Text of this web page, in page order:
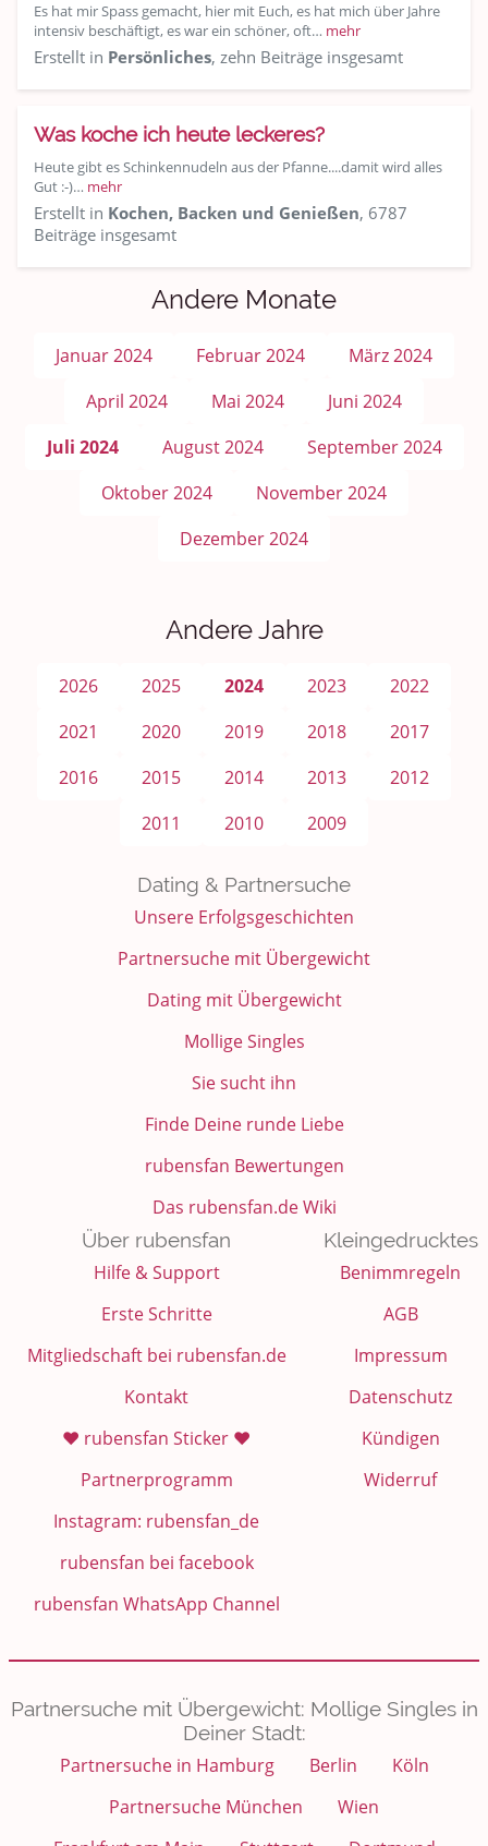
Es hat mir Spass gemacht, hier mit Euch, es hat mich über Jahre
intensiv beschäftigt, es war ein schöner, oft… mehr
Erstellt in Persönliches, zehn Beiträge insgesamt
Was koche ich heute leckeres?
Heute gibt es Schinkennudeln aus der Pfanne....damit wird alles
Gut :-)… mehr
Erstellt in Kochen, Backen und Genießen, 6787
Beiträge insgesamt
Andere Monate
Januar 2024 Februar 2024
März 2024
April 2024
Mai 2024
Juni 2024
Juli 2024
August 2024
September 2024
Oktober 2024
November 2024
Dezember 2024
Andere Jahre
2026 2025 2024 2023
2022
2021
2020 2019 2018
2017
2016
2015 2014 2013
2012
2011
2010 2009
Dating & Partnersuche
Unsere Erfolgsgeschichten
Partnersuche mit Übergewicht
Dating mit Übergewicht
Mollige Singles
Sie sucht ihn
Finde Deine runde Liebe
rubensfan Bewertungen
Das rubensfan.de Wiki
Über rubensfan
Hilfe & Support
Erste Schritte
Mitgliedschaft bei rubensfan.de
Kontakt
❤️ rubensfan Sticker ❤️
Partnerprogramm
Instagram: rubensfan_de
rubensfan bei facebook
rubensfan WhatsApp Channel
Kleingedrucktes
Benimmregeln
AGB
Impressum
Datenschutz
Kündigen
Widerruf
Partnersuche mit Übergewicht: Mollige Singles in
Deiner Stadt:
Partnersuche in Hamburg
Berlin
Köln
Partnersuche München
Wien